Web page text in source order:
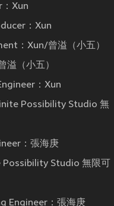
Xun
：Xun
：Xun/曾溢（小五）
溢（小五）
：Xun
Possibility Studio 無
：張海庚
Studio 無限可
Engineer：張海庚